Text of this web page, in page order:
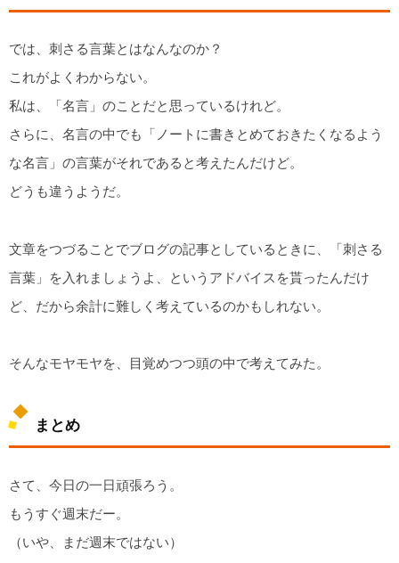
では、刺さる言葉とはなんなのか？
これがよくわからない。
私は、「名言」のことだと思っているけれど。
さらに、名言の中でも「ノートに書きとめておきたくなるよう
な名言」の言葉がそれであると考えたんだけど。
どうも違うようだ。
文章をつづることでブログの記事としているときに、「刺さる
言葉」を入れましょうよ、というアドバイスを貰ったんだけ
ど、だから余計に難しく考えているのかもしれない。
そんなモヤモヤを、目覚めつつ頭の中で考えてみた。
まとめ
さて、今日の一日頑張ろう。
もうすぐ週末だー。
（いや、まだ週末ではない）